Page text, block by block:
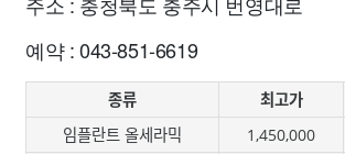
예약 : 043-851-6619
종류 최고가
임플란트 올세라믹
1,450,000